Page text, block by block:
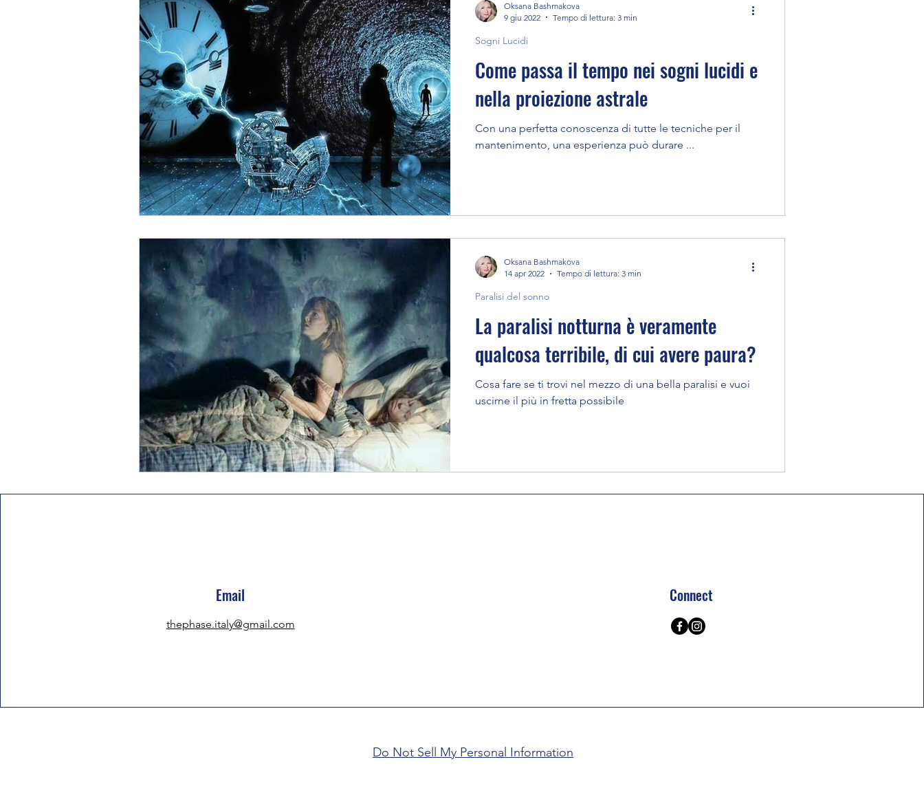
Come passa il tempo nei sogni lucidi e
nella proiezione astrale
Con una perfetta conoscenza di tutte le tecniche per il
mantenimento, una esperienza può durare ...
Sogni Lucidi
Oksana Bashmakova
9 giu 2022
Tempo di lettura: 3 min
La paralisi notturna è veramente
qualcosa terribile, di cui avere paura?
Cosa fare se ti trovi nel mezzo di una bella paralisi e vuoi
uscirne il più in fretta possibile
Paralisi del sonno
Oksana Bashmakova
14 apr 2022
Tempo di lettura: 3 min
Email
thephase.italy@gmail.com
Connect
Do Not Sell My Personal Information